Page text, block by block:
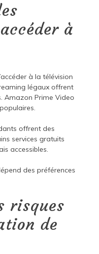
à
à la télévision
légaux offrent
Amazon Prime Video
offrent des
services gratuits
accessibles.
des préférences
risques
de